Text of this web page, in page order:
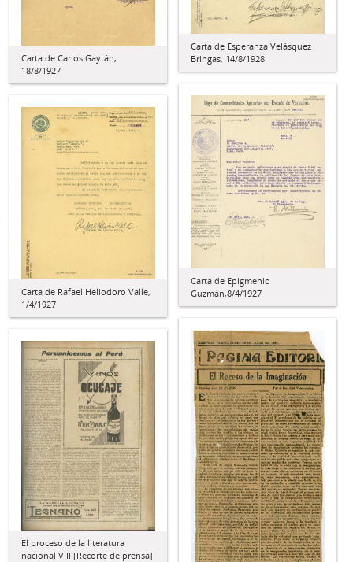
Carta de Esperanza Velásquez
Bringas, 14/8/1928
Carta de Carlos Gaytán,
18/8/1927
Carta de Epigmenio
Guzmán,8/4/1927
Carta de Rafael Heliodoro Valle,
1/4/1927
El proceso de la literatura
nacional VIII [Recorte de prensa]